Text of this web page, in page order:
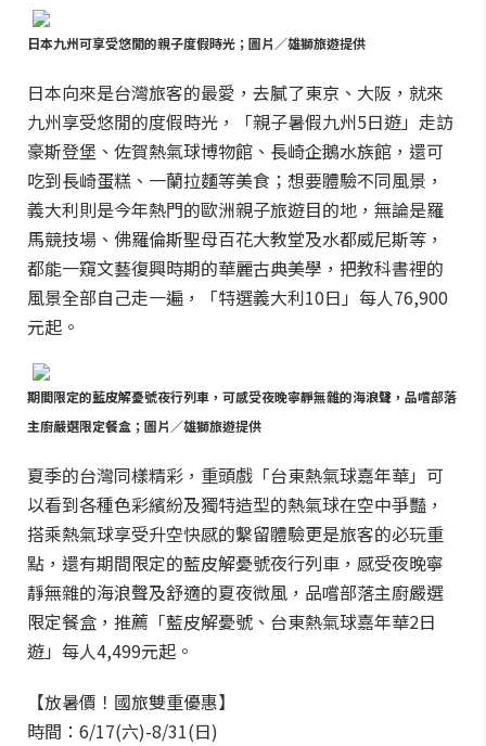
日本九州可享受悠閒的親子度假時光；圖片／雄獅旅遊提供
日本向來是台灣旅客的最愛，去膩了東京、大阪，就來
九州享受悠閒的度假時光，「親子暑假九州5日遊」走訪
豪斯登堡、佐賀熱氣球博物館、長崎企鵝水族館，還可
吃到長崎蛋糕、一蘭拉麵等美食；想要體驗不同風景，
義大利則是今年熱門的歐洲親子旅遊目的地，無論是羅
馬競技場、佛羅倫斯聖母百花大教堂及水都威尼斯等，
都能一窺文藝復興時期的華麗古典美學，把教科書裡的
風景全部自己走一遍，「特選義大利10日」每人76,900
元起。
期間限定的藍皮解憂號夜行列車，可感受夜晚寧靜無雜的海浪聲，品嚐部落
主廚嚴選限定餐盒；圖片／雄獅旅遊提供
夏季的台灣同樣精彩，重頭戲「台東熱氣球嘉年華」可
以看到各種色彩繽紛及獨特造型的熱氣球在空中爭豔，
搭乘熱氣球享受升空快感的繫留體驗更是旅客的必玩重
點，還有期間限定的藍皮解憂號夜行列車，感受夜晚寧
靜無雜的海浪聲及舒適的夏夜微風，品嚐部落主廚嚴選
限定餐盒，推薦「藍皮解憂號、台東熱氣球嘉年華2日
遊」每人4,499元起。
【放暑價！國旅雙重優惠】
時間：6/17(六)-8/31(日)